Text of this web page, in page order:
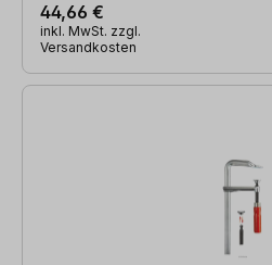
44,66 €
inkl. MwSt. zzgl.
Versandkosten